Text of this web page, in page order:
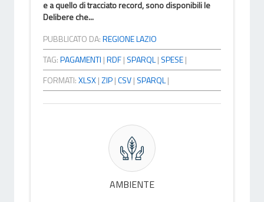
e a quello di tracciato record, sono disponibili le
Delibere che...
PUBBLICATO DA:REGIONE LAZIO
TAG:PAGAMENTI |RDF| SPARQL| SPESE|
FORMATI:XLSX|ZIP|CSV| SPARQL|
AMBIENTE